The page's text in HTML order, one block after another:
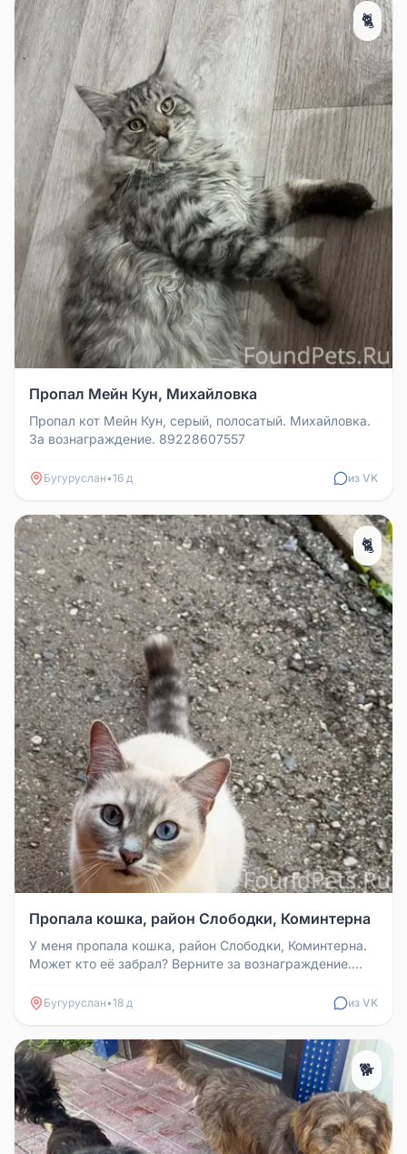
🐈
Пропал Мейн Кун, Михайловка
Пропал кот Мейн Кун, серый, полосатый. Михайловка.
За вознаграждение. 89228607557
Бугуруслан•16 д из VK
🐈
Пропала кошка, район Слободки, Коминтерна
У меня пропала кошка, район Слободки, Коминтерна.
Может кто её забрал? Верните за вознаграждение.
Бугуруслан•18 д из VK
🐕